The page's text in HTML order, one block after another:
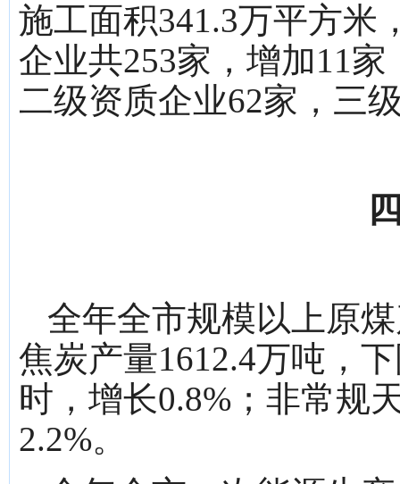
施工面积341.3万平方米
企业共253家，增加11
二级资质企业62家，三
全年全市规模以上原
焦炭产量1612.4万吨，
时，增长0.8%；非常规
2.2%。